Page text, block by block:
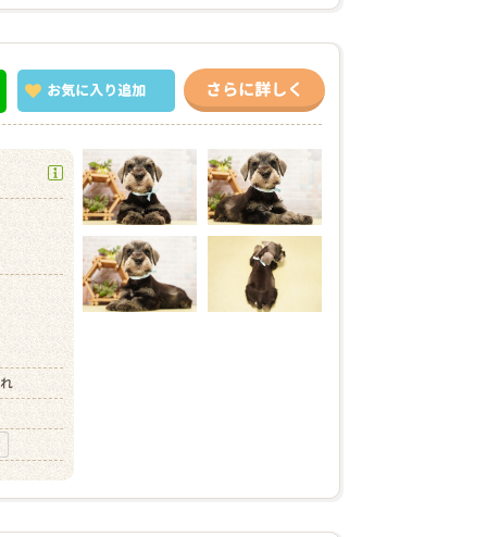
お気に入り追加 さらに詳しく